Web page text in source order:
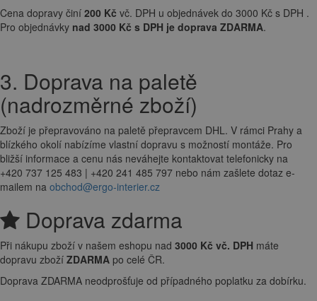
Cena dopravy činí 200 Kč vč. DPH u objednávek do 3000 Kč s DPH .
Pro objednávky nad 3000 Kč s DPH je doprava ZDARMA.
3. Doprava na paletě
(nadrozměrné zboží)
Zboží je přepravováno na paletě přepravcem DHL. V rámci Prahy a
blízkého okolí nabízíme vlastní dopravu s možností montáže. Pro
bližší informace a cenu nás neváhejte kontaktovat telefonicky na
+420 737 125 483 | +420 241 485 797 nebo nám zašlete dotaz e-
mailem na obchod@ergo-interier.cz
Doprava zdarma
Při nákupu zboží v našem eshopu nad 3000 Kč vč. DPH máte
dopravu zboží ZDARMA po celé ČR.
Doprava ZDARMA neodprošťuje od případného poplatku za dobírku.